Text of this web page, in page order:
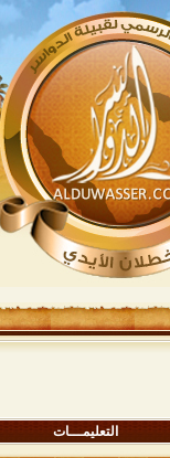
التعليمـــات